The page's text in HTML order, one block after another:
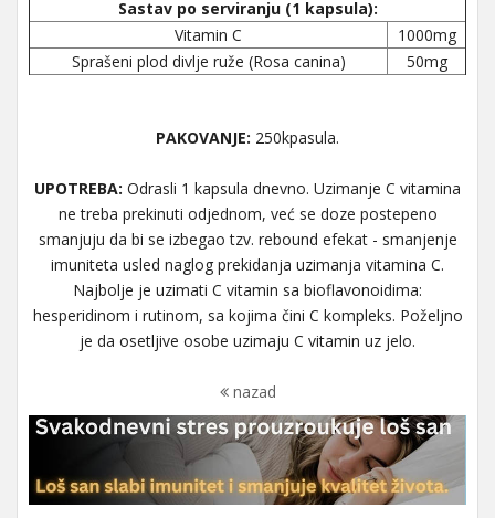
Sastav po serviranju (1 kapsula):
Vitamin C
1000mg
Sprašeni plod divlje ruže (Rosa canina)
50mg
PAKOVANJE: 250kpasula.
UPOTREBA: Odrasli 1 kapsula dnevno. Uzimanje C vitamina
ne treba prekinuti odjednom, već se doze postepeno
smanjuju da bi se izbegao tzv. rebound efekat - smanjenje
imuniteta usled naglog prekidanja uzimanja vitamina C.
Najbolje je uzimati C vitamin sa bioflavonoidima:
hesperidinom i rutinom, sa kojima čini C kompleks. Poželjno
je da osetljive osobe uzimaju C vitamin uz jelo.
nazad